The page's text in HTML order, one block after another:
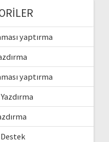
yaptırma
yaptırma